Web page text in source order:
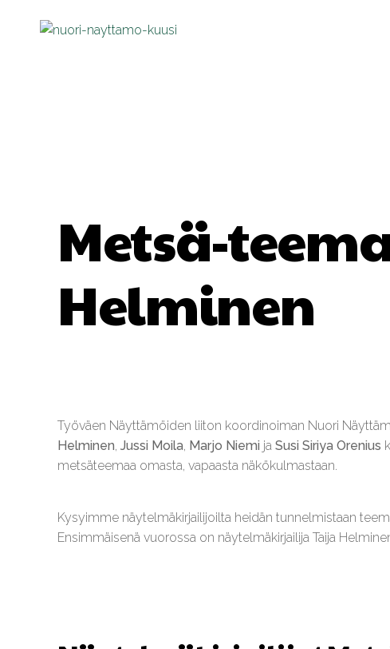
Metsä-
Helminen
Työväen Näyttämöiden liiton koordinoiman Nuori
Helminen, Jussi Moila, Marjo Niemi ja Susi Siriya Orenius
metsäteemaa omasta, vapaasta näkökulmastaan.
Kysyimme näytelmäkirjailijoilta heidän tunnelmistaan
Ensimmäisenä vuorossa on näytelmäkirjailija Taija